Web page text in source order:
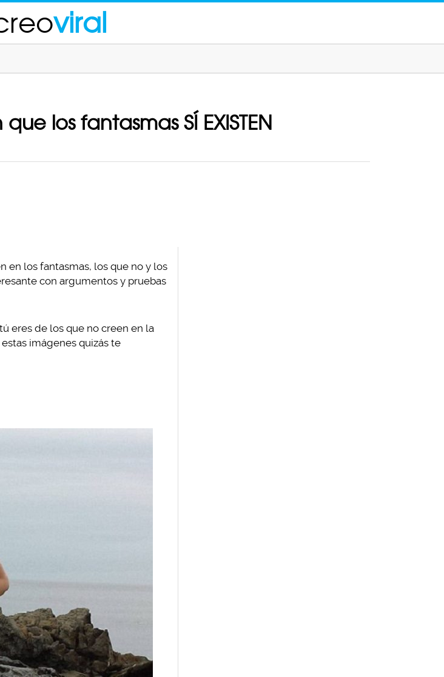
viral
los fantasmas SÍ EXISTEN
en los fantasmas, los que no y los
con argumentos y pruebas
eres de los que no creen en la
imágenes quizás te